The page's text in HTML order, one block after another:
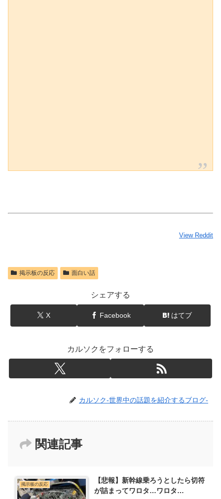
View Reddit
掲示板の反応 面白い話
シェアする
X Facebook はてブ
カルソクをフォローする
カルソク-世界中の話題を紹介するブログ-
関連記事
掲示板の反応
【悲報】新幹線乗ろうとしたら切符
が詰まってワロタ…ワロタ…